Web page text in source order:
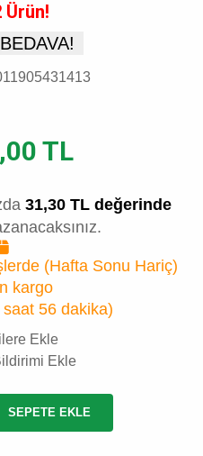
Ürün!
TL
31,30 TL değerinde
(Hafta Sonu Hariç)
kargo
saat 56 dakika)
Ekle
Ekle
SEPETE EKLE